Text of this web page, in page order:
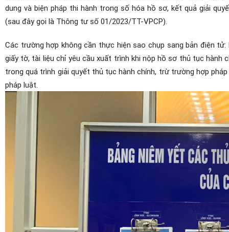
dung và biện pháp thi hành trong số hóa hồ sơ, kết quả giải
(sau đây gọi là Thông tư số 01/2023/TT-VPCP).
Các trường hợp không cần thực hiện sao chụp sang bản điện
giấy tờ, tài liệu chỉ yêu cầu xuất trình khi nộp hồ sơ thủ tục hành
trong quá trình giải quyết thủ tục hành chính, trừ trường hợp
pháp luật.